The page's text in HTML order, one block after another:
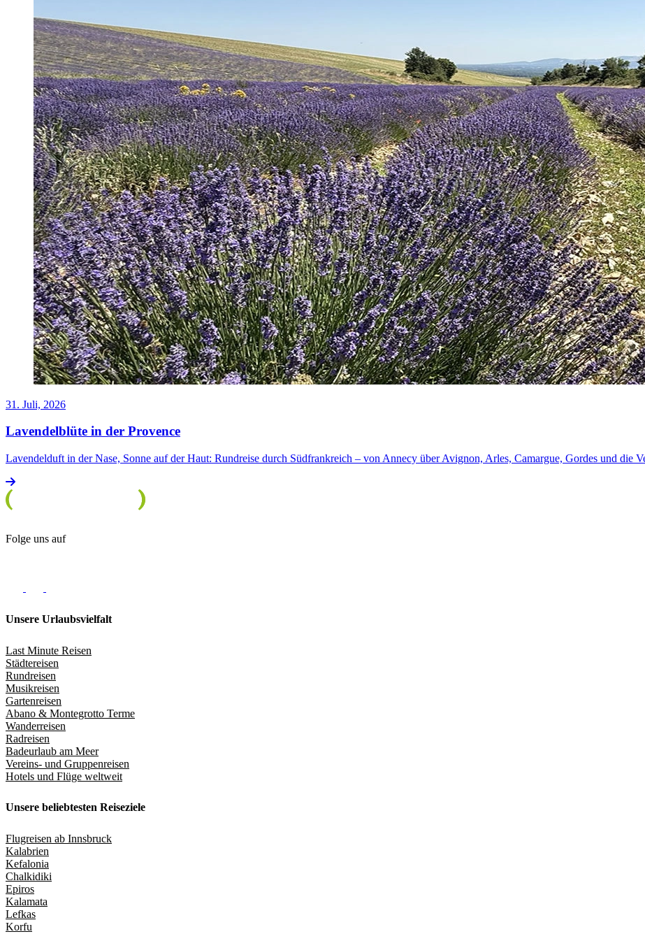
31. Juli, 2026
Lavendelblüte in der Provence
Lavendelduft in der Nase, Sonne auf der Haut: Rundreise durch Südfrankreich – von Annecy über Avignon, Arles, Camargue, Gordes und die
Folge uns auf
Unsere Urlaubsvielfalt
Last Minute Reisen
Städtereisen
Rundreisen
Musikreisen
Gartenreisen
Abano & Montegrotto Terme
Wanderreisen
Radreisen
Badeurlaub am Meer
Vereins- und Gruppenreisen
Hotels und Flüge weltweit
Unsere beliebtesten Reiseziele
Flugreisen ab Innsbruck
Kalabrien
Kefalonia
Chalkidiki
Epiros
Kalamata
Lefkas
Korfu